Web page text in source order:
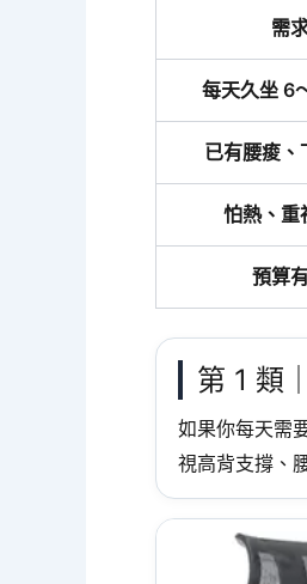
需
每天久坐 6
已有腰痠、
怕熱、重
預算
第 1 類
如果你每天需
視高背支撐、